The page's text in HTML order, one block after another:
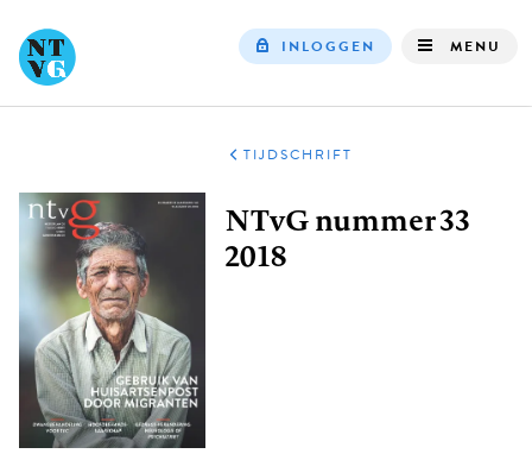
INLOGGEN MENU
TIJDSCHRIFT
NTvG nummer 33
2018